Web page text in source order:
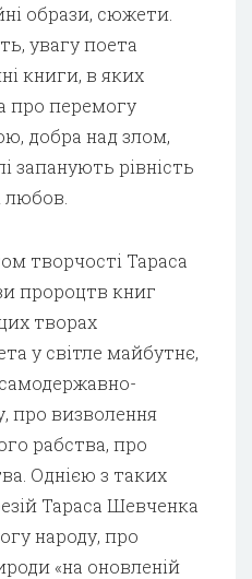
образи, сюжети.
увагу поета
книги, в яких
про перемогу
добра над злом,
запанують рівність
любов.
творчості Тараса
пророцтв книг
творах
у світле майбутнє,
про визволення
рабства, про
Однією з таких
Тараса Шевченка
народу, про
«на оновленій